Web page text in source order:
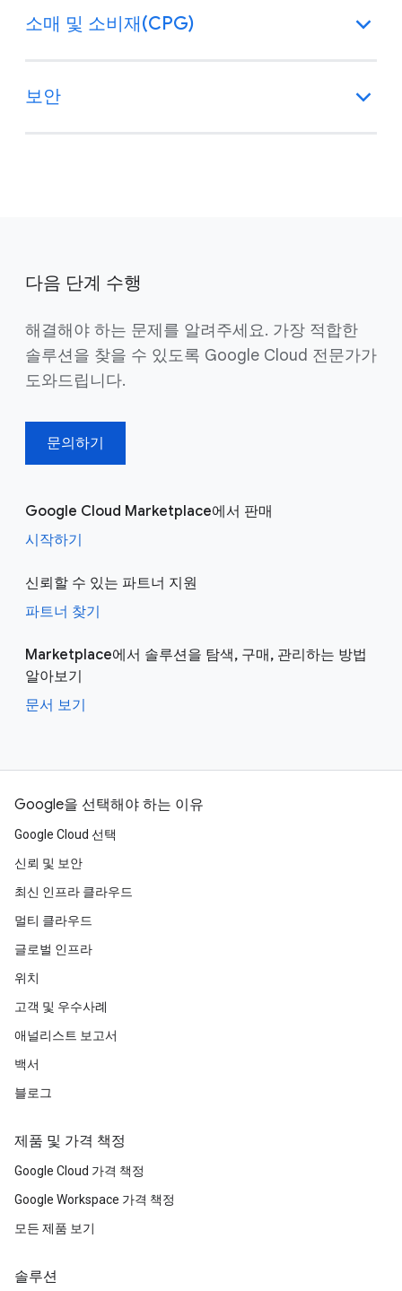
소매 및 소비재(CPG)
보안
다음 단계 수행
해결해야 하는 문제를 알려주세요. 가장 적합한
솔루션을 찾을 수 있도록 Google Cloud 전문가가
도와드립니다.
문의하기
Google Cloud Marketplace에서 판매
시작하기
신뢰할 수 있는 파트너 지원
파트너 찾기
Marketplace에서 솔루션을 탐색, 구매, 관리하는 방법
알아보기
문서 보기
Google을 선택해야 하는 이유
Google Cloud 선택
신뢰 및 보안
최신 인프라 클라우드
멀티 클라우드
글로벌 인프라
위치
고객 및 우수사례
애널리스트 보고서
백서
블로그
제품 및 가격 책정
Google Cloud 가격 책정
Google Workspace 가격 책정
모든 제품 보기
솔루션